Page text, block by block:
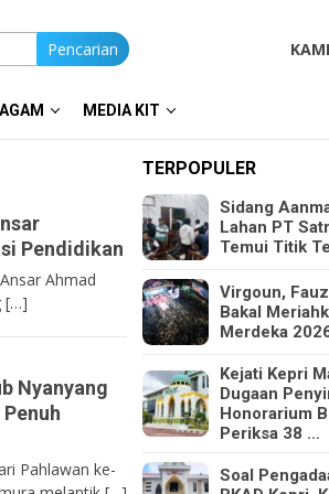
Pencarian
MEDIA KIT
Pendidikan
Ahmad
[…]
Nyanyang
Pahlawan ke-
TERPOPULER
Sidang
Lahan PT
Temui Titik
Virgoun,
Bakal
Merdeka
Kejati Kepri
Dugaan
Honorarium
Periksa 38 …
Soal